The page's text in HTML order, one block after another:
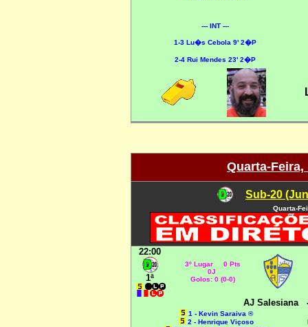
--- INT ---
1-3 Lu�s Cebola 9' 2�P
2-4 Rui Mendes 23' 2�P
Quarta-Feira,
Sub-20
Quarta-
22:00
1ª
3º Lugar 0 Pts
0J
Golos: 0 (0-0)
AJ Salesiana
1 - Kevin Saraiva ®
2 - Henrique Viçoso